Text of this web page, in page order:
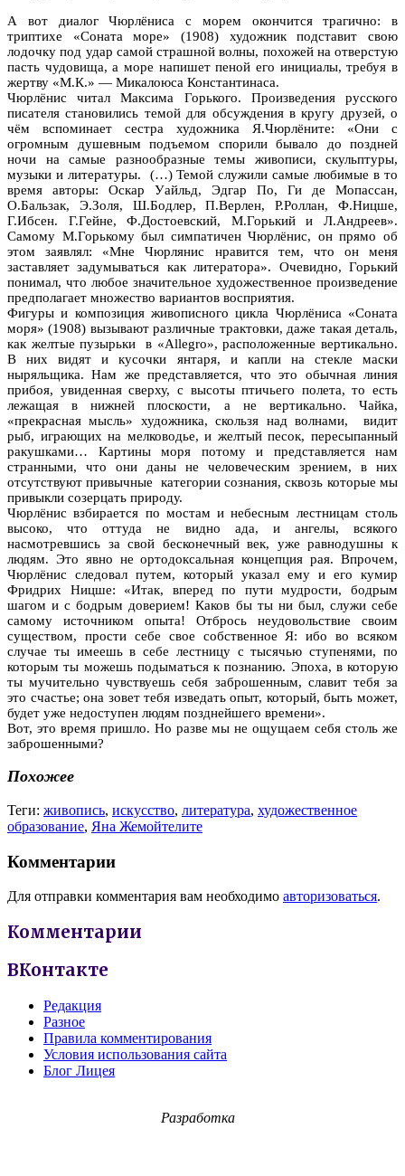
А вот диалог Чюрлёниса с морем окончится трагично: в
триптихе «Соната море» (1908) художник подставит свою
лодочку под удар самой страшной волны, похожей на отверстую
пасть чудовища, а море напишет пеной его инициалы, требуя в
жертву «М.К.» — Микалоюса Константинаса.
Чюрлёнис читал Максима Горького. Произведения русского
писателя становились темой для обсуждения в кругу друзей, о
чём вспоминает сестра художника Я.Чюрлёните: «Они с
огромным душевным подъемом спорили бывало до поздней
ночи на самые разнообразные темы живописи, скульптуры,
музыки и литературы. (…) Темой служили самые любимые в то
время авторы: Оскар Уайльд, Эдгар По, Ги де Мопассан,
О.Бальзак, Э.Золя, Ш.Бодлер, П.Верлен, Р.Роллан, Ф.Ницше,
Г.Ибсен. Г.Гейне, Ф.Достоевский, М.Горький и Л.Андреев».
Самому М.Горькому был симпатичен Чюрлёнис, он прямо об
этом заявлял: «Мне Чюрлянис нравится тем, что он меня
заставляет задумываться как литератора». Очевидно, Горький
понимал, что любое значительное художественное произведение
предполагает множество вариантов восприятия.
Фигуры и композиция живописного цикла Чюрлёниса «Соната
моря» (1908) вызывают различные трактовки, даже такая деталь,
как желтые пузырьки в «Allegro», расположенные вертикально.
В них видят и кусочки янтаря, и капли на стекле маски
ныряльщика. Нам же представляется, что это обычная линия
прибоя, увиденная сверху, с высоты птичьего полета, то есть
лежащая в нижней плоскости, а не вертикально. Чайка,
«прекрасная мысль» художника, скользя над волнами, видит
рыб, играющих на мелководье, и желтый песок, пересыпанный
ракушками… Картины моря потому и представляется нам
странными, что они даны не человеческим зрением, в них
отсутствуют привычные категории сознания, сквозь которые мы
привыкли созерцать природу.
Чюрлёнис взбирается по мостам и небесным лестницам столь
высоко, что оттуда не видно ада, и ангелы, всякого
насмотревшись за свой бесконечный век, уже равнодушны к
людям. Это явно не ортодоксальная концепция рая. Впрочем,
Чюрлёнис следовал путем, который указал ему и его кумир
Фридрих Ницше: «Итак, вперед по пути мудрости, бодрым
шагом и с бодрым доверием! Каков бы ты ни был, служи себе
самому источником опыта! Отбрось неудовольствие своим
существом, прости себе свое собственное Я: ибо во всяком
случае ты имеешь в себе лестницу с тысячью ступенями, по
которым ты можешь подыматься к познанию. Эпоха, в которую
ты мучительно чувствуешь себя заброшенным, славит тебя за
это счастье; она зовет тебя изведать опыт, который, быть может,
будет уже недоступен людям позднейшего времени».
Вот, это время пришло. Но разве мы не ощущаем себя столь же
заброшенными?
Похожее
Теги: живопись, искусство, литература, художественное
образование, Яна Жемойтелите
Комментарии
Для отправки комментария вам необходимо авторизоваться.
Комментарии
ВКонтакте
Редакция
Разное
Правила комментирования
Условия использования сайта
Блог Лицея
Разработка